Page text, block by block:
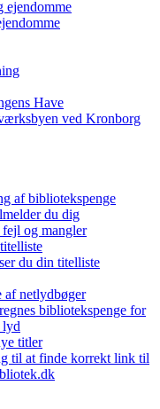
ejendomme
Have
ved Kronborg
af bibliotekspenge
du dig
og mangler
du din titelliste
af netlydbøger
bibliotekspenge for
lyd
titler
til at finde korrekt link til